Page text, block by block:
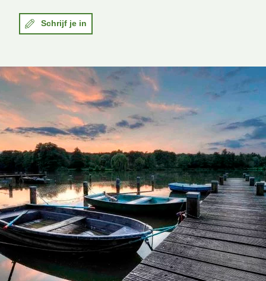
Schrijf je in